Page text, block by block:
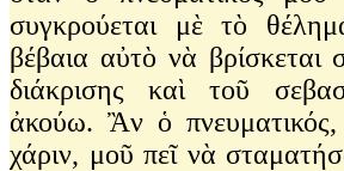
συγκρούεται μὲ τὸ
βέβαια αὐτὸ νὰ βρίσκεται
διάκρισης καὶ τοῦ
ἀκούω. Ἂν ὁ πνευματικός,
χάριν, μοῦ πεῖ νὰ